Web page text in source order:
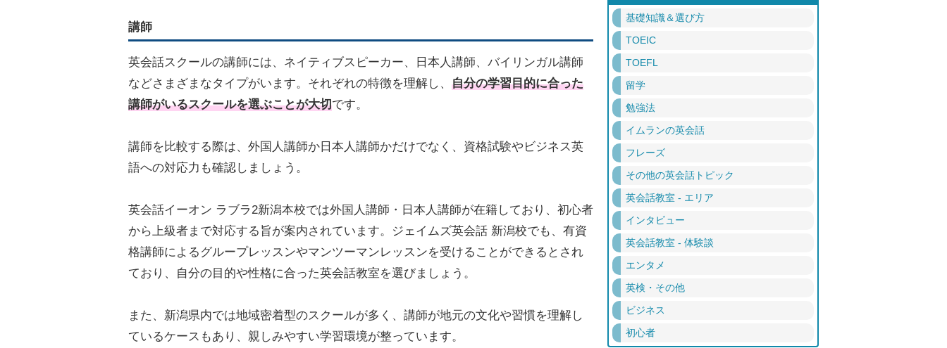
講師
英会話スクールの講師には、ネイティブスピーカー、日本人講師、バイリンガル講師
などさまざまなタイプがいます。それぞれの特徴を理解し、 自分の学習目的に合った
講師がいるスクールを選ぶことが大切です。
講師を比較する際は、外国人講師か日本人講師かだけでなく、資格試験やビジネス英
語への対応力も確認しましょう。
英会話イーオン ラブラ2新潟本校では外国人講師・日本人講師が在籍しており、初心者
から上級者まで対応する旨が案内されています。ジェイムズ英会話 新潟校でも、有資
格講師によるグループレッスンやマンツーマンレッスンを受けることができるとされ
ており、自分の目的や性格に合った英会話教室を選びましょう。
また、新潟県内では地域密着型のスクールが多く、講師が地元の文化や習慣を理解し
ているケースもあり、親しみやすい学習環境が整っています。
基礎知識＆選び方
TOEIC
TOEFL
留学
勉強法
イムランの英会話
フレーズ
その他の英会話トピック
英会話教室 - エリア
インタビュー
英会話教室 - 体験談
エンタメ
英検・その他
ビジネス
初心者